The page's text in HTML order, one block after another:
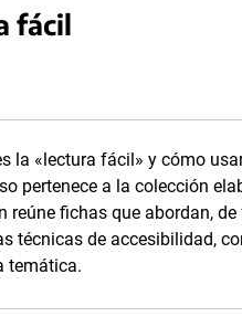
fácil
la «lectura fácil» y cómo
pertenece a la colección
reúne fichas que abordan,
técnicas de accesibilidad,
temática.